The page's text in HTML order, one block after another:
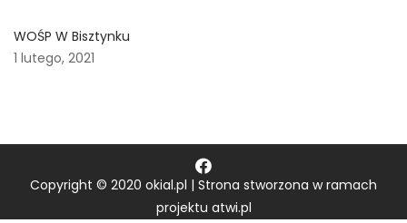
WOŚP W Bisztynku
1 lutego, 2021
Copyright © 2020 okial.pl | Strona stworzona w ramach
projektu atwi.pl